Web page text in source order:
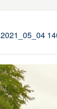
2021_05_04